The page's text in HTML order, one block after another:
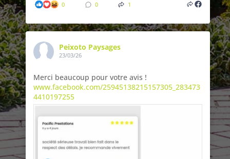
0 0 1
Peixoto Paysages
23/03/26
Merci beaucoup pour votre avis !
www.facebook.com/25945138215157305_283473
4410197255